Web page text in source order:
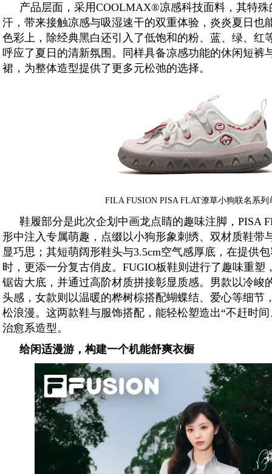
产品层面，采用COOLMAX®凉感科技面料，其特
汗，带来接触凉感与吸湿速干的双重体验，炎炎夏日也
色彩上，除经典黑白还引入了低饱和的粉、蓝、绿、红
呼应了夏日的清新氛围。同样具备凉感功能的休闲短裤
裙，为整体造型提供了更多元松弛的选择。
FILA FUSION PISA FLAT潦草小狗联名系列
鞋履部分是此次企划中画龙点睛的趣味注脚，PISA
形中注入专属萌趣，点缀以小狗形象刺绣、双材质鞋带
显巧思；其短萌阔形鞋头与3.5cm空气感厚底，在提供
时，更添一分复古俏皮。FUGIO板鞋则进行了趣味重塑
锯齿大底，并通过高阶材质拼接彰显质感。男款以冷峻
头感，女款则以温暖的桦树棕搭配蝴蝶结、爱心等细节
松浪漫。这两款鞋与服饰搭配，能轻松塑造出“不赶时
治愈系造型。
给闲适漫游，构建一个机能舒爽衣橱